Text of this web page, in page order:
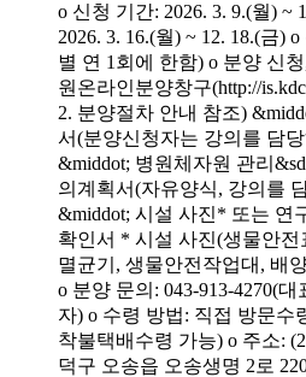
o 신청 기간: 2026. 3. 9.(월) ~
2026. 3. 16.(월) ~ 12. 18.(금)
별 연 1회에 한함) o 분양 신
원온라인분양창구(http://
2. 분양절차 안내 참조)
서(분양신청자는 강의를 담
&middot; 병원체자원 관리
의계획서(자유양식, 강의를
&middot; 시설 사진* 또는 연
확인서 * 시설 사진(생물안전
멸균기, 생물안전작업대, 배
o 분양 문의: 043-913-4270(
자) o 수령 방법: 직접 방문수
착불택배수령 가능) o 주소:
덕구 오송읍 오송생명 2로